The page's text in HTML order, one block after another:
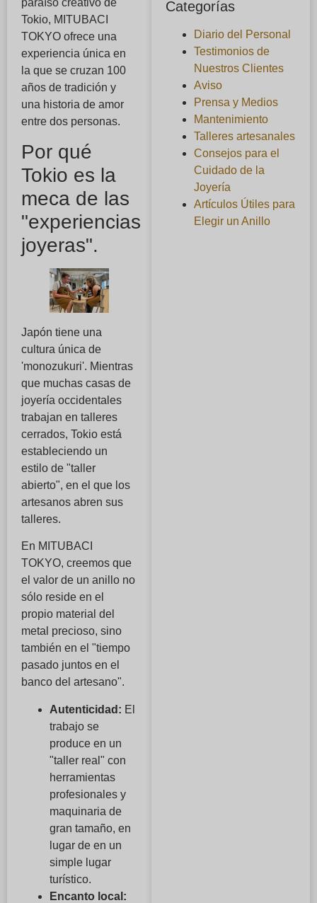
Tokio, MITUBACI
TOKYO ofrece una
experiencia única en
la que se cruzan 100
años de tradición y
una historia de amor
entre dos personas.
Por qué
Tokio es la
meca de las
"experiencias
joyeras".
Japón tiene una
cultura única de
'monozukuri'. Mientras
que muchas casas de
joyería occidentales
trabajan en talleres
cerrados, Tokio está
estableciendo un
estilo de "taller
abierto", en el que los
artesanos abren sus
talleres.
En MITUBACI
TOKYO, creemos que
el valor de un anillo no
sólo reside en el
propio material del
metal precioso, sino
también en el "tiempo
pasado juntos en el
banco del artesano".
Autenticidad: El
trabajo se
produce en un
"taller real" con
herramientas
profesionales y
maquinaria de
gran tamaño, en
lugar de en un
simple lugar
turístico.
Encanto local:
Categorías
Diario del Personal
Testimonios de
Nuestros Clientes
Aviso
Prensa y Medios
Mantenimiento
Talleres artesanales
Consejos para el
Cuidado de la
Joyería
Artículos Útiles para
Elegir un Anillo